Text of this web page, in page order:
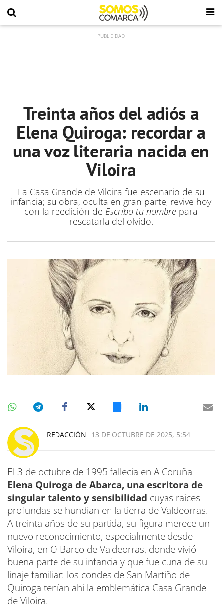
Treinta años del adiós a
Elena Quiroga: recordar a
una voz literaria nacida en
Viloira
La Casa Grande de Viloira fue escenario de su
infancia; su obra, oculta en gran parte, revive hoy
con la reedición de Escribo tu nombre para
rescatarla del olvido.
REDACCIÓN 13 DE OCTUBRE DE 2025, 5:54
El 3 de octubre de 1995 fallecía en A Coruña
Elena Quiroga de Abarca, una escritora de
singular talento y sensibilidad cuyas raíces
profundas se hundían en la tierra de Valdeorras.
A treinta años de su partida, su figura merece un
nuevo reconocimiento, especialmente desde
Viloira, en O Barco de Valdeorras, donde vivió
buena parte de su infancia y que fue cuna de su
linaje familiar: los condes de San Martiño de
Quiroga tenían ahí la emblemática Casa Grande
de Viloira.